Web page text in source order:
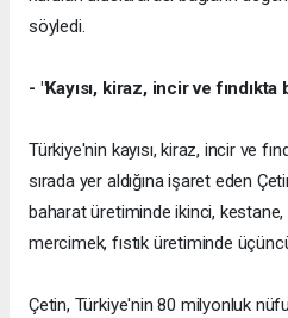
söyledi.
- "Kayısı, kiraz, incir ve
Türkiye'nin kayısı, kiraz, incir ve
sırada yer aldığına işaret eden
baharat üretiminde ikinci, kestane,
mercimek, fıstık üretiminde
Çetin, Türkiye'nin 80 milyonluk